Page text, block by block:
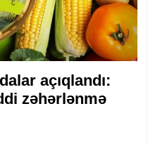
açıqlandı:
zəhərlənmə